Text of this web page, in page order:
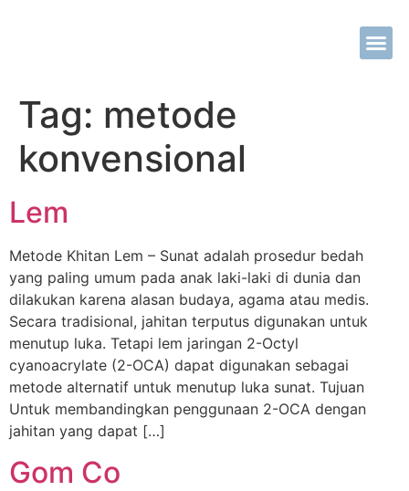
Tag: metode
konvensional
Lem
Metode Khitan Lem – Sunat adalah prosedur bedah
yang paling umum pada anak laki-laki di dunia dan
dilakukan karena alasan budaya, agama atau medis.
Secara tradisional, jahitan terputus digunakan untuk
menutup luka. Tetapi lem jaringan 2-Octyl
cyanoacrylate (2-OCA) dapat digunakan sebagai
metode alternatif untuk menutup luka sunat. Tujuan
Untuk membandingkan penggunaan 2-OCA dengan
jahitan yang dapat […]
Gom Co